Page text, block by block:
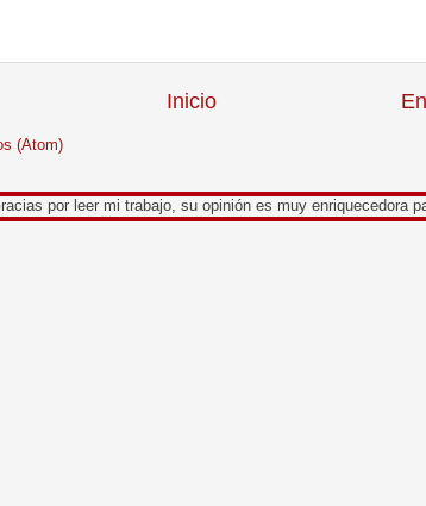
Inicio
(Atom)
mi trabajo, su opinión es muy enriquecedora para mi.